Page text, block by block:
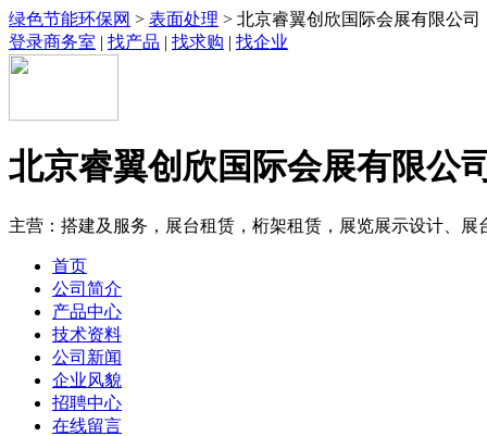
绿色节能环保网 > 表面处理 > 北京睿翼创欣国际会展有限公司
登录商务室 | 找产品 | 找求购 | 找企业
北京睿翼创欣国际会展有限公
主营：搭建及服务，展台租赁，桁架租赁，展览展示设计、展
首页
公司简介
产品中心
技术资料
公司新闻
企业风貌
招聘中心
在线留言